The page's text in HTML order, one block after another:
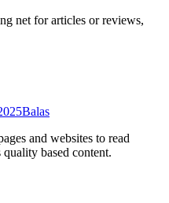
net for articles or reviews,
Balas
and websites to read
based content.